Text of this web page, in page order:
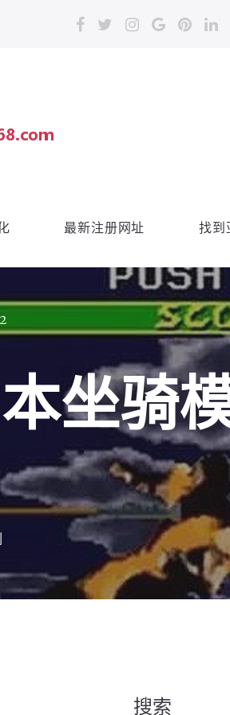
最新注册网址 找到
坐骑
搜索